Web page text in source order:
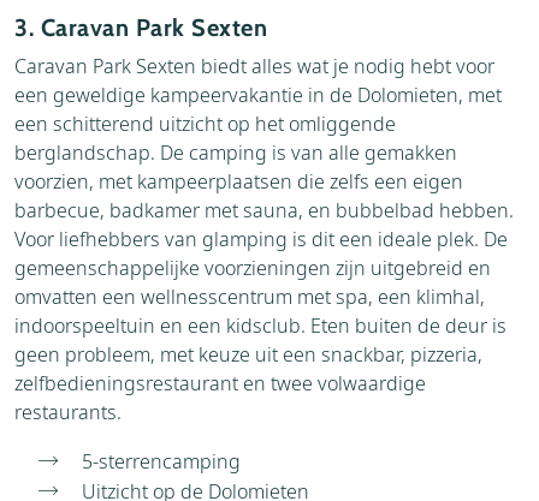
3. Caravan Park Sexten
Caravan Park Sexten biedt alles wat je nodig hebt voor
een geweldige kampeervakantie in de Dolomieten, met
een schitterend uitzicht op het omliggende
berglandschap. De camping is van alle gemakken
voorzien, met kampeerplaatsen die zelfs een eigen
barbecue, badkamer met sauna, en bubbelbad hebben.
Voor liefhebbers van glamping is dit een ideale plek. De
gemeenschappelijke voorzieningen zijn uitgebreid en
omvatten een wellnesscentrum met spa, een klimhal,
indoorspeeltuin en een kidsclub. Eten buiten de deur is
geen probleem, met keuze uit een snackbar, pizzeria,
zelfbedieningsrestaurant en twee volwaardige
restaurants.
5-sterrencamping
Uitzicht op de Dolomieten